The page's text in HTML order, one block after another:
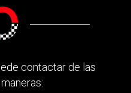
contactar de las